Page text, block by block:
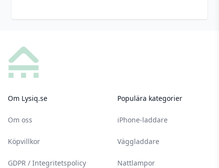
Om Lysiq.se
Om oss
Köpvillkor
GDPR / Integritetspolicy
Populära kategorier
iPhone-laddare
Väggladdare
Nattlampor